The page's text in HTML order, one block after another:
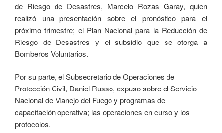
de Riesgo de Desastres, Marcelo Rozas Garay, quien
realizó una presentación sobre el pronóstico para el
próximo trimestre; el Plan Nacional para la Reducción de
Riesgo de Desastres y el subsidio que se otorga a
Bomberos Voluntarios.
Por su parte, el Subsecretario de Operaciones de
Protección Civil, Daniel Russo, expuso sobre el Servicio
Nacional de Manejo del Fuego y programas de
capacitación operativa; las operaciones en curso y los
protocolos.